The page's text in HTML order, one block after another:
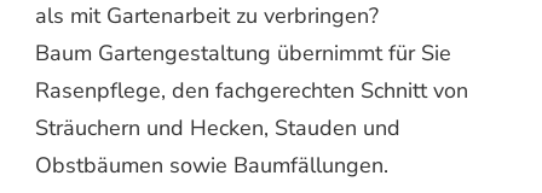
als mit Gartenarbeit zu verbringen?
Baum Gartengestaltung übernimmt für Sie
Rasenpflege, den fachgerechten Schnitt von
Sträuchern und Hecken, Stauden und
Obstbäumen sowie Baumfällungen.